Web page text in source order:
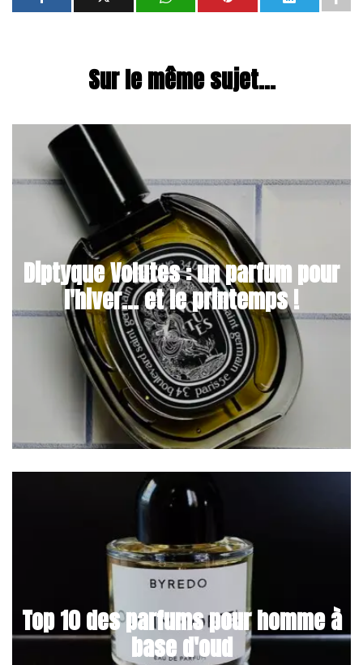
Sur le même sujet...
Diptyque Volutes : un parfum pour
l'hiver... et le printemps !
Top 10 des parfums pour homme à
base d'oud